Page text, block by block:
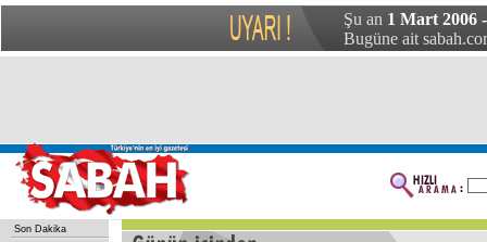
Şu an 1 Mart 2006
Bugüne ait
Son Dakika